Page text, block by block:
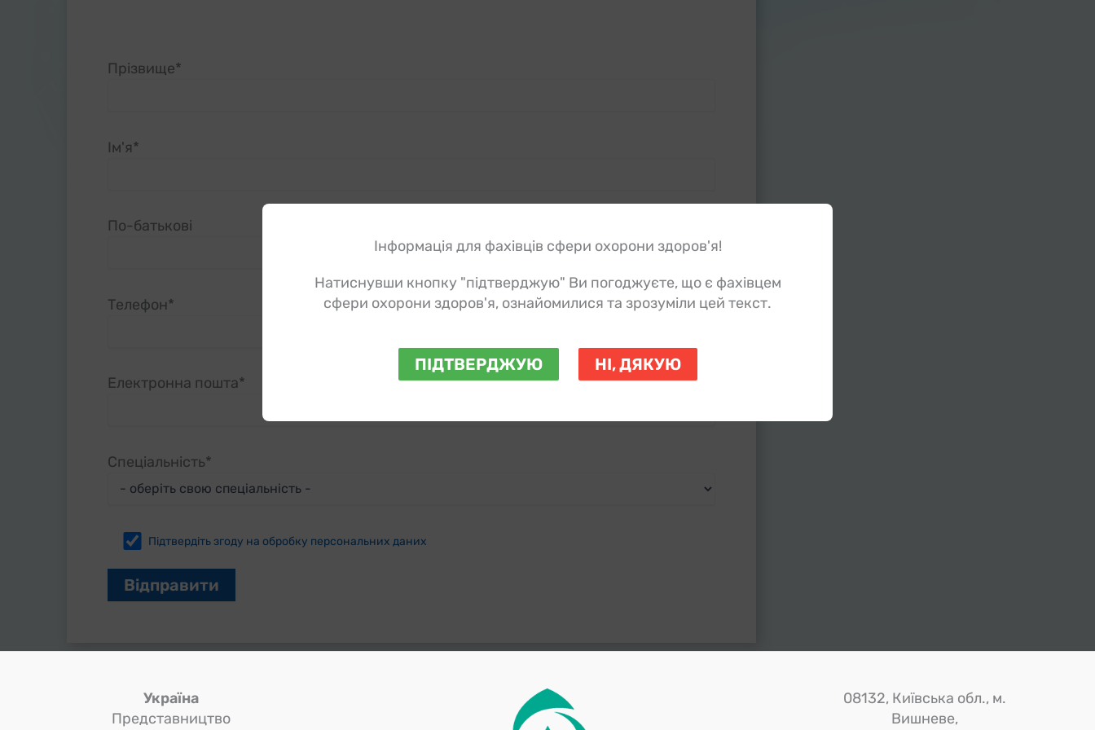
Прізвище*
Ім'я*
По-батькові
Телефон*
Електронна пошта*
Спеціальність*
Підтвердіть згоду на обробку персональних даних
Інформація для фахівців сфери охорони здоров'я!
Натиснувши кнопку "підтверджую" Ви погоджуєте, що є фахівцем
сфери охорони здоров'я, ознайомилися та зрозуміли цей текст.
ПІДТВЕРДЖУЮ НІ, ДЯКУЮ
Україна
Представництво
08132, Київська обл., м.
Вишневе,